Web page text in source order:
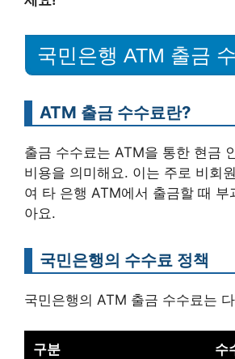
국민은행 ATM 출금
ATM 출금 수수료란?
출금 수수료는 ATM을 통한 현금
비용을 의미해요. 이는 주로 비회
여 타 은행 ATM에서 출금할 때 부
아요.
국민은행의 수수료 정책
국민은행의 ATM 출금 수수료는
구분 수